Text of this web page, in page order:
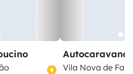
Autocaravana
Vila Nova de